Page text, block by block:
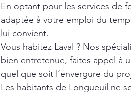
En optant pour les services de
adaptée à votre emploi du
lui convient.
Vous habitez Laval ? Nos
bien entretenue, faites appel à
quel que soit l’envergure du
Les habitants de Longueuil ne